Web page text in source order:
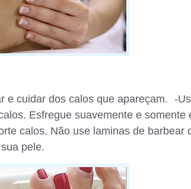
e cuidar dos calos que apareçam. -
Esfregue suavemente e somente
calos. Não use laminas de barbear
pele.